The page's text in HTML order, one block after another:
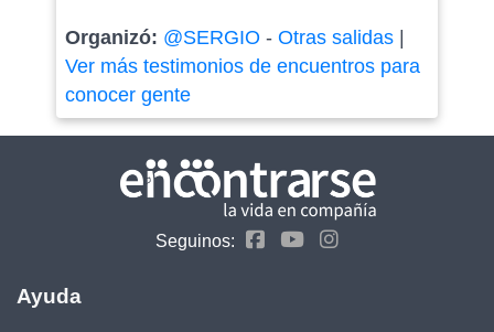
Organizó: @SERGIO - Otras salidas|
Ver más testimonios de encuentros para
conocer gente
Seguinos:
Ayuda